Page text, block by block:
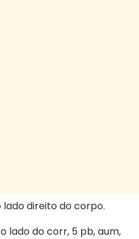
direito do corpo.
lado do corr, 5 pb, aum,